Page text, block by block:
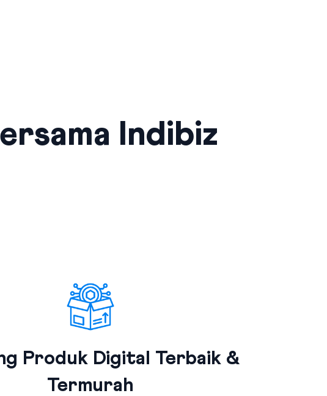
Indibiz
Produk Digital Terbaik &
Termurah